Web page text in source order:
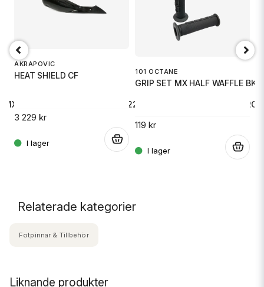
MX/ENDURO, KTM 125-530 05-22, HQV 125-501 14-22, ENDURO
AKRAPOVIC
HEAT SHIELD CF
3 229 kr
101 OCTANE
GRIP SET MX HALF WAFFLE BK
119 kr
Liknande produkter
Relaterade kategorier
Fotpinnar & Tillbehör